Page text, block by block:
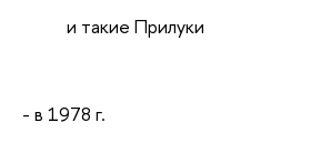
и такие Прилуки
- в 1978 г.